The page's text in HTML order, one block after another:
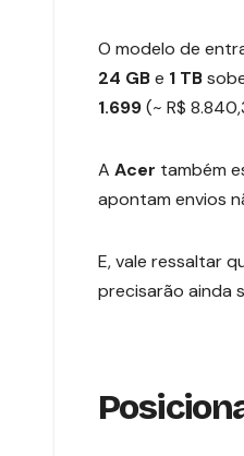
O modelo de
24 GBe 1 TB
1.699(~ R$
A Acer também
apontam envios
E, vale ressaltar
precisarão ainda